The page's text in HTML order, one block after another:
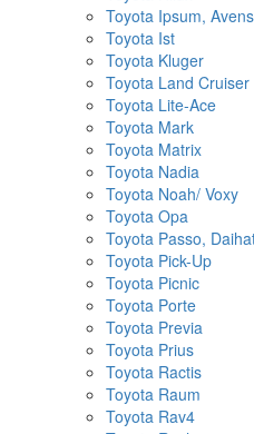
Toyota Ipsum,
Toyota Ist
Toyota Kluger
Toyota Land Cruiser
Toyota Lite-Ace
Toyota Mark
Toyota Matrix
Toyota Nadia
Toyota Noah/ Voxy
Toyota Opa
Toyota Passo,
Toyota Pick-Up
Toyota Picnic
Toyota Porte
Toyota Previa
Toyota Prius
Toyota Ractis
Toyota Raum
Toyota Rav4